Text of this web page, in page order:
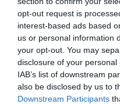
opt-out request is
interest-based ads based
us or personal information
your opt-out. You may
disclosure of your
IAB’s list of downstream
also be disclosed by us to
Downstream Participants